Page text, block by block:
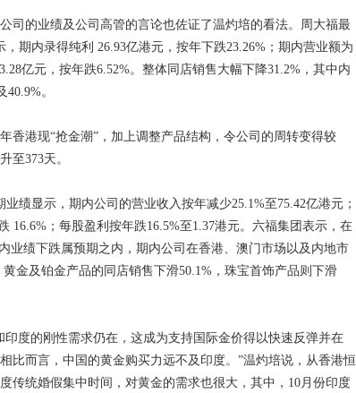
的业绩及公司高管的言论也佐证了温灼培的看法。周大福最
期内录得纯利 26.93亿港元，按年下跌23.26%；期内营业额为
亿元，按年跌6.52%。整体同店销售大幅下降31.2%，其中内
。
港现“抢金潮”，加上调整产品结构，令公司的周转变得较
至373天。
显示，期内公司的营业收入按年减少25.1%至75.42亿港元；
16.6%；每股盈利按年跌16.5%至1.37港元。六福集团表示，在
业绩下跌属预期之内，期内公司在香港、澳门市场以及内地市
金及铂金产品的同店销售下滑50.1%，珠宝首饰产品则下滑
度的刚性需求仍在，这成为支持国际金价得以快速反弹并在
比而言，中国的黄金购买力远不及印度。”温灼培说，从香港恒
传统婚假集中时间，对黄金的需求也很大，其中，10月份印度